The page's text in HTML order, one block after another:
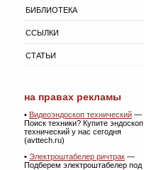
БИБЛИОТЕКА
ССЫЛКИ
СТАТЬИ
на правах рекламы
• Видеоэндоскоп технический —
Поиск техники? Купите эндоскоп
технический у нас сегодня
(avttech.ru)
• Электроштабелер ричтрак —
Подберем электроштабелер под